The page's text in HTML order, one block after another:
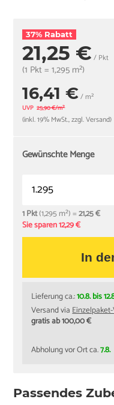
37% Rabatt
21,25 € / Pkt
(1 Pkt = 1,295 m²)
16,41 €/ m²
UVP 25,90 €/m²
(inkl. 19% MwSt., zzgl. Versand)
Gewünschte Menge
1 Pkt(1,295 m²) =21,25 €
Sie sparen 12,29 €
In
Lieferung ca.:10.8. bis
Versand via
gratis ab 100,00 €
Abholung vor Ort ca.7.8.
Passendes